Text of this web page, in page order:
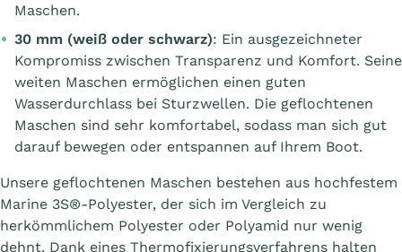
Maschen.
30 mm (weiß oder schwarz): Ein ausgezeichneter
Kompromiss zwischen Transparenz und Komfort. Seine
weiten Maschen ermöglichen einen guten
Wasserdurchlass bei Sturzwellen. Die geflochtenen
Maschen sind sehr komfortabel, sodass man sich gut
darauf bewegen oder entspannen auf Ihrem Boot.
Unsere geflochtenen Maschen bestehen aus hochfestem
Marine 3S®-Polyester, der sich im Vergleich zu
herkömmlichem Polyester oder Polyamid nur wenig
dehnt. Dank eines Thermofixierungsverfahrens halten